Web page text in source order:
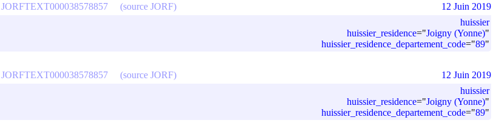
huissier
huissier_residence="Joigny (Yonne)"
huissier_residence_departement_code="89"
JORFTEXT000038578857 (source JORF) 12 Juin 2019
huissier
huissier_residence="Joigny (Yonne)"
huissier_residence_departement_code="89"
JORFTEXT000038578857 (source JORF) 12 Juin 2019